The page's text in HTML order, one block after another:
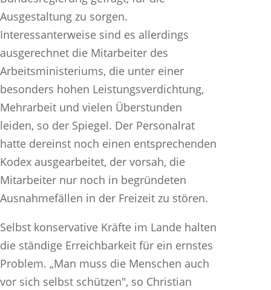
Ausgestaltung zu sorgen.
Interessanterweise sind es allerdings
ausgerechnet die Mitarbeiter des
Arbeitsministeriums, die unter einer
besonders hohen Leistungsverdichtung,
Mehrarbeit und vielen Überstunden
leiden, so der Spiegel. Der Personalrat
hatte dereinst noch einen entsprechenden
Kodex ausgearbeitet, der vorsah, die
Mitarbeiter nur noch in begründeten
Ausnahmefällen in der Freizeit zu stören.
Selbst konservative Kräfte im Lande halten
die ständige Erreichbarkeit für ein ernstes
Problem. „Man muss die Menschen auch
vor sich selbst schützen", so Christian